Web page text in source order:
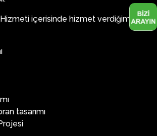
içerisinde hizmet verdiğimiz
tasarımı